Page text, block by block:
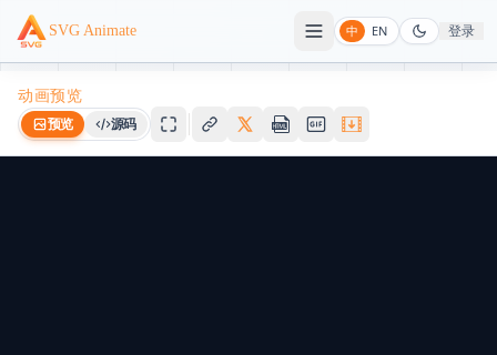
SVG Animate 中 EN 登录
动画预览
预览 源码